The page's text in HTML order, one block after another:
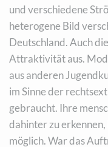
und verschiedene
heterogene Bild
Deutschland. Auch
Attraktivität aus.
aus anderen
im Sinne der
gebraucht. Ihre
dahinter zu
möglich. War das